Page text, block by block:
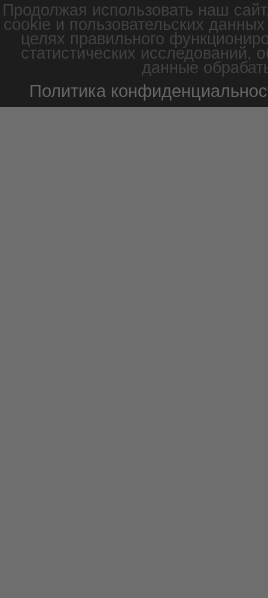
Продолжая использовать наш
cookie и пользовательских
целях правильного
статистических
данные
Политика